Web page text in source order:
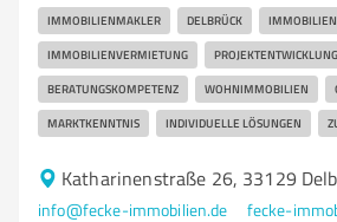
IMMOBILIENMAKLER DELBRÜCK
IMMOBILIENVERMIETUNG PROJEKTENTWICKLUNG
BERATUNGSKOMPETENZ WOHNIMMOBILIEN
MARKTKENNTNIS INDIVIDUELLE LÖSUNGEN
Katharinenstraße 26, 33129
info@fecke-immobilien.de fecke-